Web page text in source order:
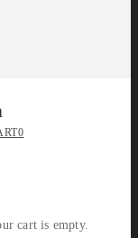
0
cart is empty.